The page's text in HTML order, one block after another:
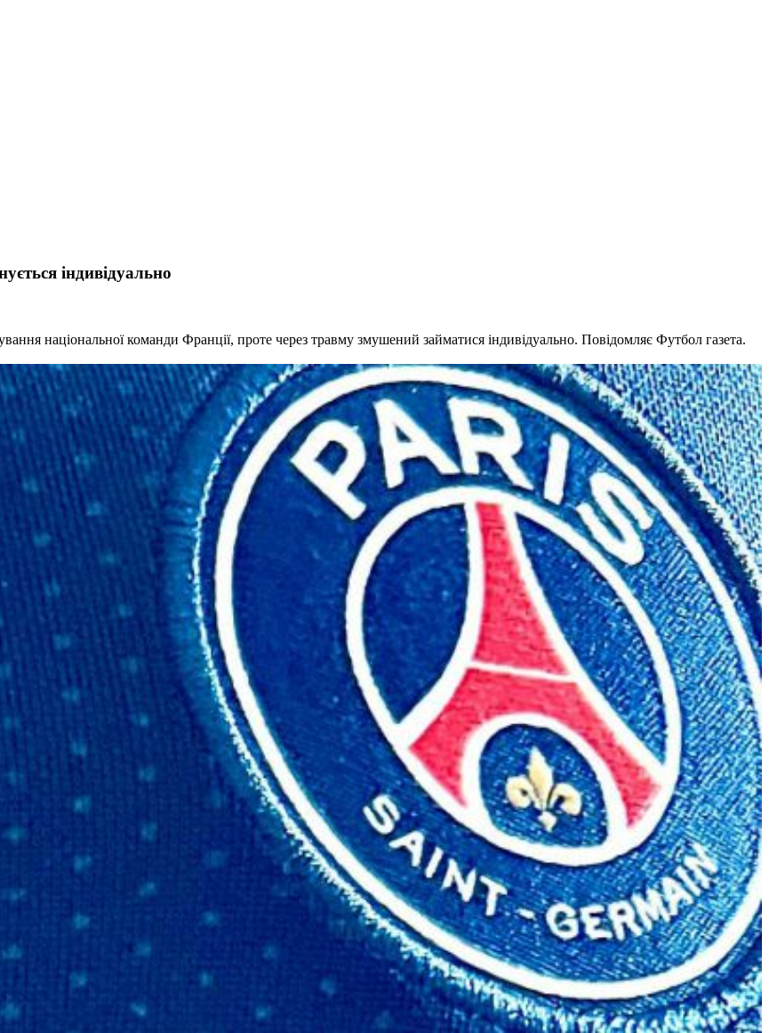
індивідуально
національної команди Франції, проте через травму змушений займатися індивідуально. Повідомляє Футбол газета.